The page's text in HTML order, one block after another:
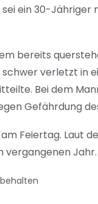
ein 30-Jähriger
bereits
verletzt in
Bei dem
Gefährdung
Feiertag. Laut
vergangenen Jahr.